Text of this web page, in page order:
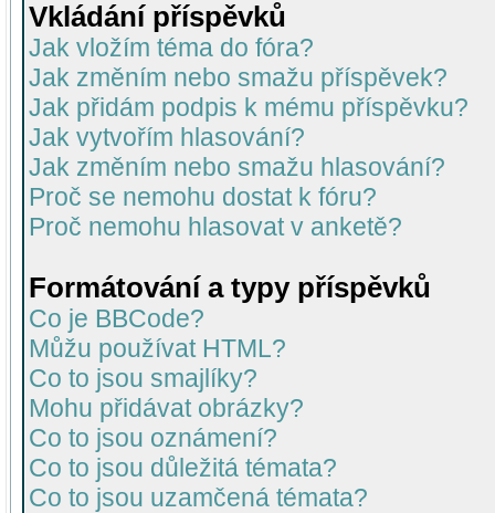
Vkládání příspěvků
Jak vložím téma do fóra?
Jak změním nebo smažu příspěvek?
Jak přidám podpis k mému příspěvku?
Jak vytvořím hlasování?
Jak změním nebo smažu hlasování?
Proč se nemohu dostat k fóru?
Proč nemohu hlasovat v anketě?
Formátování a typy příspěvků
Co je BBCode?
Můžu používat HTML?
Co to jsou smajlíky?
Mohu přidávat obrázky?
Co to jsou oznámení?
Co to jsou důležitá témata?
Co to jsou uzamčená témata?